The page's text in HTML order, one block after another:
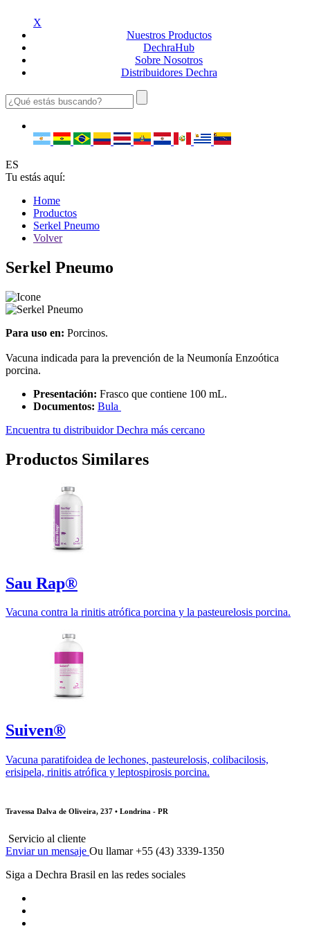
X
Nuestros Productos
DechraHub
Sobre Nosotros
Distribuidores Dechra
ES
Tu estás aquí:
Home
Productos
Serkel Pneumo
Volver
Serkel Pneumo
Para uso en: Porcinos.
Vacuna indicada para la prevención de la Neumonía Enzoótica
porcina.
Presentación: Frasco que contiene 100 mL.
Documentos: Bula
Encuentra tu distribuidor Dechra más cercano
Productos Similares
Sau Rap®
Vacuna contra la rinitis atrófica porcina y la pasteurelosis porcina.
Suiven®
Vacuna paratifoidea de lechones, pasteurelosis, colibacilosis,
erisipela, rinitis atrófica y leptospirosis porcina.
Travessa Dalva de Oliveira, 237 • Londrina - PR
Servicio al cliente
Enviar un mensaje Ou llamar +55 (43) 3339-1350
Siga a Dechra Brasil en las redes sociales